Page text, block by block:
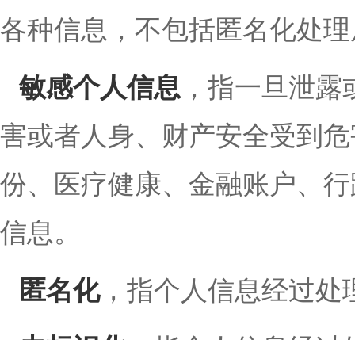
各种信息，不包括匿名化处
敏感个人信息 ，指一旦泄
害或者人身、财产安全受到
份、医疗健康、金融账户、
信息。
匿名化，指个人信息经过处